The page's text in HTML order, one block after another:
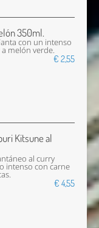
350ml.
con un intenso
melón verde.
€ 2,55
Kitsune al
al curry
intenso con carne
€ 4,55